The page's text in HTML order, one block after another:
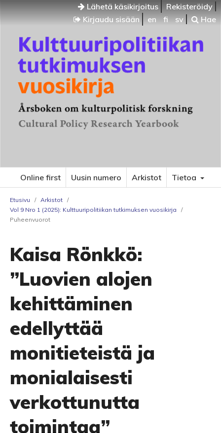
Lähetä käsikirjoitus
Rekisteröidy
Kirjaudu sisään
en fi sv Hae
Online first Uusin numero Arkistot Tietoa
Etusivu / Arkistot /
Vol 9 Nro 1 (2025): Kulttuuripolitiikan tutkimuksen vuosikirja
/
Puheenvuorot
Kaisa Rönkkö:
”Luovien alojen
kehittäminen
edellyttää
monitieteistä ja
monialaisesti
verkottunutta
toimintaa”